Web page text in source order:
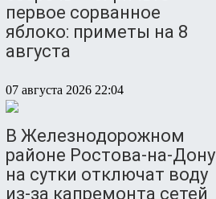
первое сорванное
яблоко: приметы на 8
августа
07 августа 2026 22:04
В Железнодорожном
районе Ростова-на-Дону
на сутки отключат воду
из-за капремонта сетей